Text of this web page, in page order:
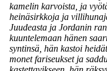
kamelin karvoista, ja
heinäsirkkoja ja
Juudeasta ja Jordanin
kuuntelemaan hänen
syntinsä, hän kastoi
monet fariseukset ja